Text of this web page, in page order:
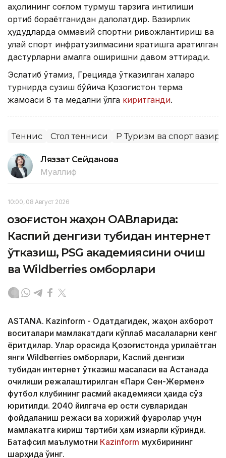
аҳолининг соғлом турмуш тарзига интилиши
ортиб бораётганидан далолатдир. Вазирлик
ҳудудларда оммавий спортни ривожлантириш ва
қулай спорт инфратузилмасини яратишга қаратилган
дастурларни амалга оширишни давом эттиради.
Эслатиб ўтамиз, Грецияда ўтказилган халқаро
турнирда сузиш бўйича Қозоғистон терма
жамоаси 8 та медални қўлга киритганди.
Теннис Стол тенниси ҚР Туризм ва спорт
Ляззат Сейданова
Муаллиф
10:00, 08 Август 2026
Қозоғистон жаҳон ОАВларида:
Каспий денгизи тубидан интернет
ўтказиш, PSG академиясини очиш
ва Wildberries омборлари
ASTANА. Кazinform - Одатдагидек, жаҳон ахборот
воситалари мамлакатдаги кўплаб масалаларни кенг
ёритдилар. Улар орасида Қозоғистонда қурилаётган
янги Wildberries омборлари, Каспий денгизи
тубидан интернет ўтказиш масаласи ва Астанада
очилиши режалаштирилган «Пари Сен-Жермен»
футбол клубининг расмий академияси ҳақида сўз
юритилди. 2040 йилгача ер ости сувларидан
фойдаланиш режаси ва хорижий фуқаролар учун
мамлакатга кириш тартиби ҳам қизиқарли кўринди.
Батафсил маълумотни Кazinform мухбирининг
шарҳида ўқинг.